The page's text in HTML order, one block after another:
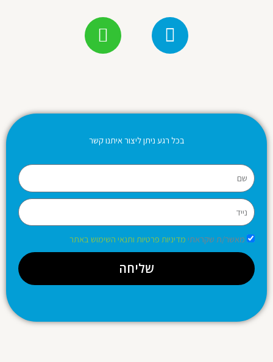
בכל רגע ניתן ליצור איתנו קשר
שם
נייד
הסכמה
מאשר/ת שקראתי מדיניות פרטיות ותנאי השימוש באתר
שליחה